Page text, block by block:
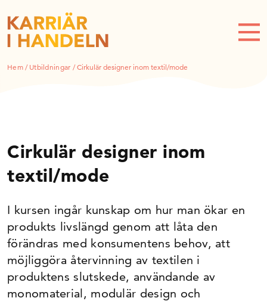
Hem/ Utbildningar /Cirkulär designer inom textil/mode
Cirkulär designer inom
textil/mode
I kursen ingår kunskap om hur man ökar en
produkts livslängd genom att låta den
förändras med konsumentens behov, att
möjliggöra återvinning av textilen i
produktens slutskede, användande av
monomaterial, modulär design och